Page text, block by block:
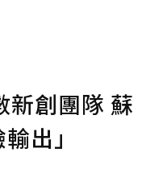
新創團隊 蘇
出」